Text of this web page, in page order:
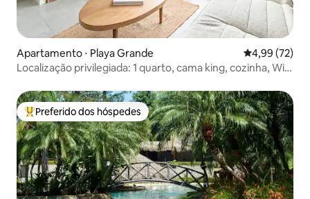
Apartamento ⋅ Playa Grande 4,99 de uma
4,99 (72)
Localização privilegiada: 1 quarto, cama king, cozinha, Wi-
Entre os melhores preferidos dos hóspedes
Preferido dos hóspedes